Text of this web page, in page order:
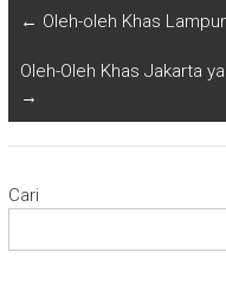
← Oleh-oleh Khas
Oleh-Oleh Khas Jakarta
→
Cari